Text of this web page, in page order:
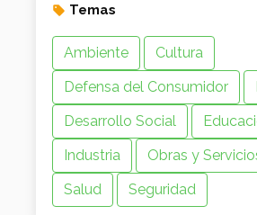
Temas
Ambiente
Cultura
Defensa del Consumidor
Desarrollo Social
Industria
Obras y
Salud
Seguridad